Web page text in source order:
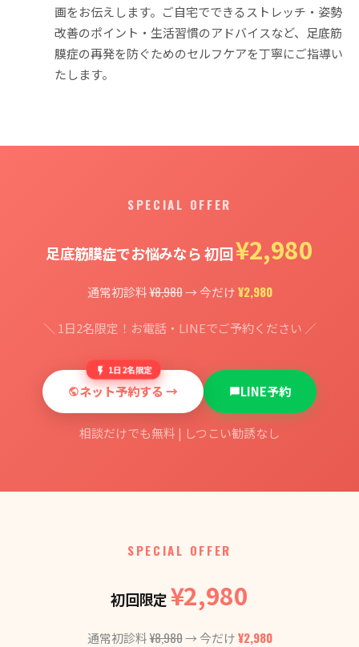
画をお伝えします。ご自宅でできるストレッチ・姿勢
改善のポイント・生活習慣のアドバイスなど、足底筋
膜症の再発を防ぐためのセルフケアを丁寧にご指導い
たします。
SPECIAL OFFER
足底筋膜症でお悩みなら 初回¥2,980
通常初診料¥8,980→ 今だけ¥2,980
＼ 1日2名限定！お電話・LINEでご予約ください ／
1日2名限定
ネット予約する → LINE予約
相談だけでも無料 | しつこい勧誘なし
SPECIAL OFFER
初回限定¥2,980
通常初診料¥8,980→ 今だけ¥2,980